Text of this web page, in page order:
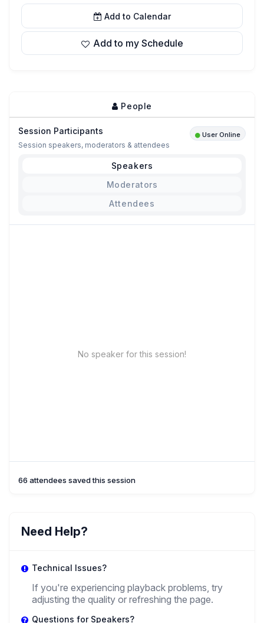
Add to Calendar
Add to my Schedule
People
Session Participants User Online
Session speakers, moderators & attendees
Speakers
Moderators
Attendees
No speaker for this session!
66 attendees saved this session
Need Help?
Technical Issues?
If you're experiencing playback problems, try
adjusting the quality or refreshing the page.
Questions for Speakers?